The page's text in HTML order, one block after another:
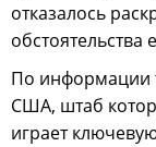
отказалось
обстоятельства
По информации
США, штаб
играет